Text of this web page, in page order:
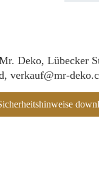
Deko, Lübecker
verkauf@mr-